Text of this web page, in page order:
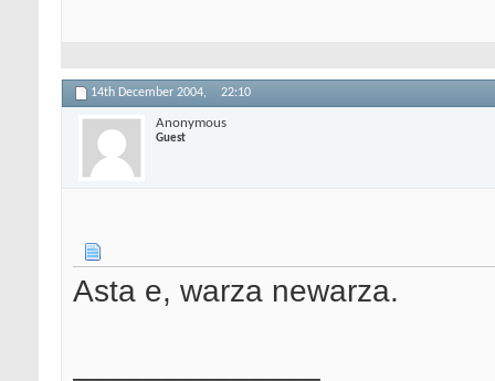
14th December 2004, 22:10
Anonymous
Guest
Asta e, warza newarza.